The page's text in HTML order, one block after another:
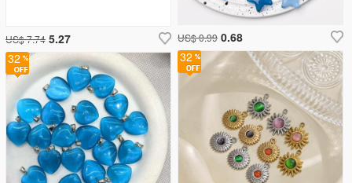
32
US$ 7.74 5.27 US$ 0.99 0.68
32